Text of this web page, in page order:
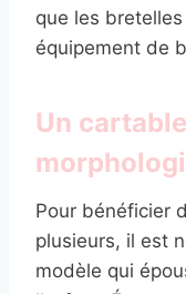
que les
équipement de
Un
Pour bénéficier
plusieurs, il est
modèle qui